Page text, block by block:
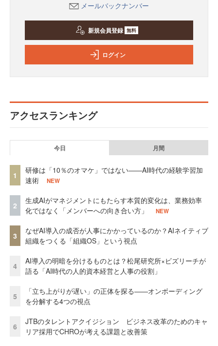
メールバックナンバー
新規会員登録 無料
ログイン
アクセスランキング
今日 月間
1
研修は「10％のオマケ」ではない——AI時代の経験学習加
速術
NEW
2
生成AIがマネジメントにもたらす本質的変化は、業務効率
化ではなく「メンバーへの向き合い方」
NEW
3
なぜAI導入の成否が人事にかかっているのか？AIネイティブ
組織をつくる「組織OS」という視点
4
AI導入の明暗を分けるものとは？松尾研究所×ビズリーチが
語る「AI時代の人的資本経営と人事の役割」
5
「立ち上がりが遅い」の正体を探る——オンボーディング
を分解する4つの視点
6
JTBのタレントアクイジション ビジネス改革のためのキャ
リア採用でCHROが考える課題と改善策